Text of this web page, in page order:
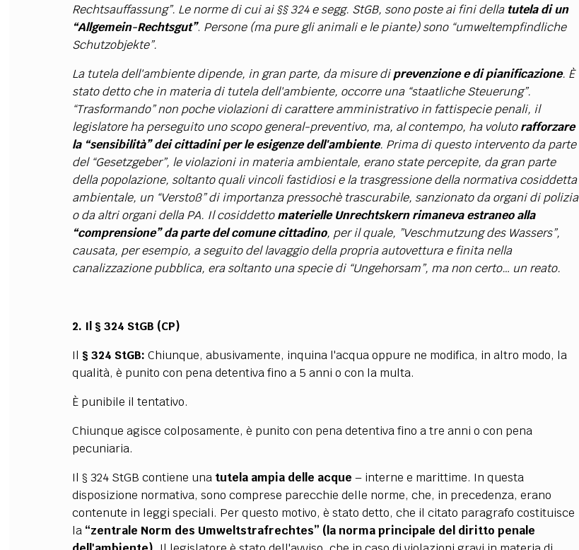
Rechtsauffassung”. Le norme di cui ai §§ 324 e segg. StGB, sono poste ai fini della tutela di un
“Allgemein-Rechtsgut”. Persone (ma pure gli animali e le piante) sono “umweltempfindliche
Schutzobjekte”.
La tutela dell'ambiente dipende, in gran parte, da misure diprevenzione e di pianificazione. È
stato detto che in materia di tutela dell'ambiente, occorre una “staatliche Steuerung”.
“Trasformando” non poche violazioni di carattere amministrativo in fattispecie penali, il
legislatore ha perseguito uno scopo general-preventivo, ma, al contempo, ha volutorafforzare
la “sensibilità” dei cittadini per le esigenze dell'ambiente. Prima di questo intervento da parte
del “Gesetzgeber”, le violazioni in materia ambientale, erano state percepite, da gran parte
della popolazione, soltanto quali vincoli fastidiosi e la trasgressione della normativa cosiddetta
ambientale, un “Verstoß” di importanza pressochè trascurabile, sanzionato da organi di polizia
o da altri organi della PA. Il cosiddettomaterielle Unrechtskern rimaneva estraneo alla
“comprensione” da parte del comune cittadino, per il quale, ”Veschmutzung des Wassers”,
causata, per esempio, a seguito del lavaggio della propria autovettura e finita nella
canalizzazione pubblica, era soltanto una specie di “Ungehorsam”, ma non certo… un reato.
2. Il § 324 StGB (CP)
Il § 324 StGB: Chiunque, abusivamente, inquina l'acqua oppure ne modifica, in altro modo, la
qualità, è punito con pena detentiva fino a 5 anni o con la multa.
È punibile il tentativo.
Chiunque agisce colposamente, è punito con pena detentiva fino a tre anni o con pena
pecuniaria.
Il § 324 StGB contiene una tutela ampia delle acque – interne e marittime. In questa
disposizione normativa, sono comprese parecchie delle norme, che, in precedenza, erano
contenute in leggi speciali. Per questo motivo, è stato detto, che il citato paragrafo costituisce
la “zentrale Norm des Umweltstrafrechtes” (la norma principale del diritto penale